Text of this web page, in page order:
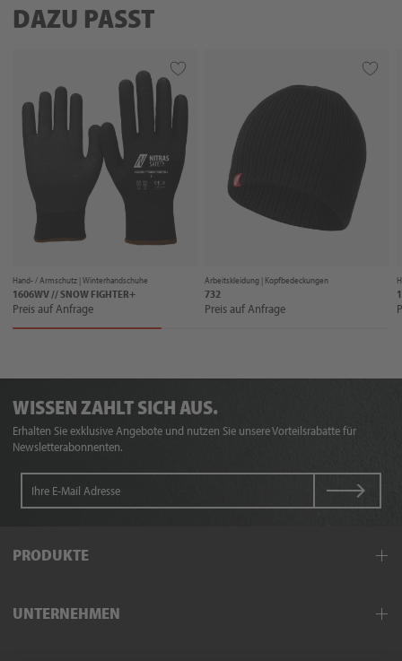
DAZU PASST
Hand- / Armschutz |Winterhandschuhe
1606WV // SNOW FIGHTER+
Preis auf Anfrage
Arbeitskleidung | Kopfbedeckungen
732
Preis auf Anfrage
WISSEN ZAHLT SICH AUS.
Erhalten Sie exklusive Angebote und nutzen Sie unsere Vorteilsrabatte für
Newsletterabonnenten.
PRODUKTE
Schutzkleidung
UNTERNEHMEN